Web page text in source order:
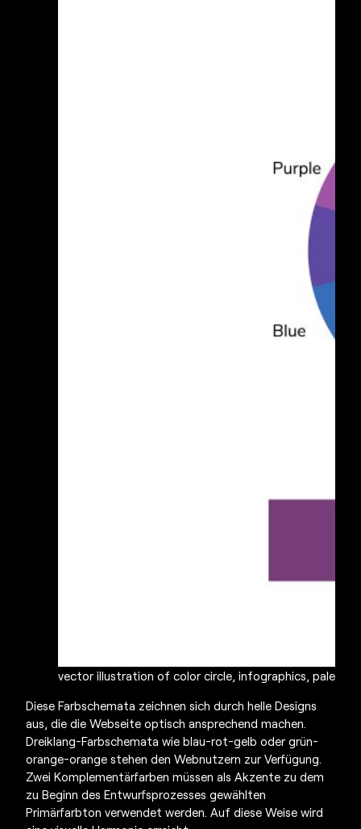
vector illustration of color circle, infographics, palette,
Diese Farbschemata zeichnen sich durch helle Designs
aus, die die Webseite optisch ansprechend machen.
Dreiklang-Farbschemata wie blau-rot-gelb oder grün-
orange-orange stehen den Webnutzern zur Verfügung.
Zwei Komplementärfarben müssen als Akzente zu dem
zu Beginn des Entwurfsprozesses gewählten
Primärfarbton verwendet werden. Auf diese Weise wird